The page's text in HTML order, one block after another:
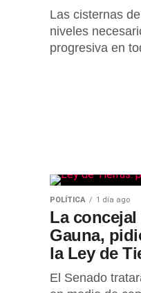
Las cisternas
niveles
progresiva en
POLÍTICA 1 día ago
La concejal
Gauna,
la Ley de
El Senado